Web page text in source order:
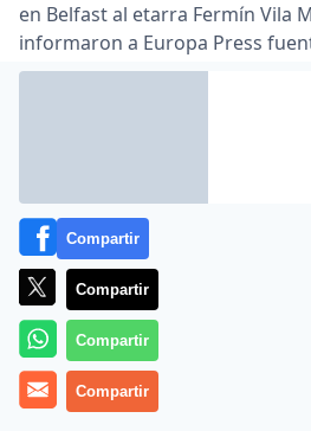
en Belfast al etarra Fermín Vila
informaron a Europa Press
antiterrorista.
Fermín Vila Michelena integró el
la banda terrorista ETA.
Compartir
Compartir
Compartir
Compartir